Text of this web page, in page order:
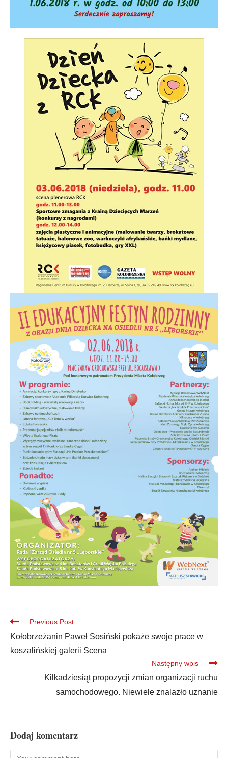
Previous Post
Kołobrzeżanin Paweł Sosiński pokaże swoje prace w
koszalińskiej galerii Scena
Następny wpis
Kilkadziesiąt propozycji zmian organizacji ruchu
samochodowego. Niewiele znalazło uznanie
Dodaj komentarz